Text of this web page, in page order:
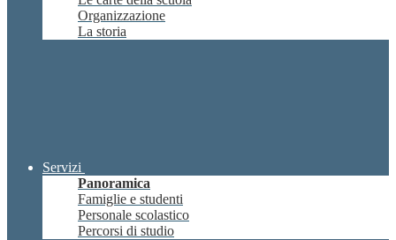
Organizzazione
La storia
Servizi
Panoramica
Famiglie e studenti
Personale scolastico
Percorsi di studio